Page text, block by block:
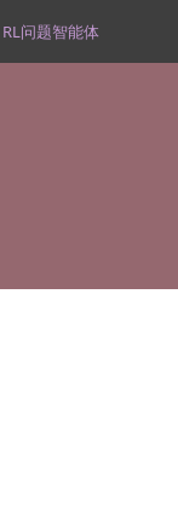
RL问题智能体